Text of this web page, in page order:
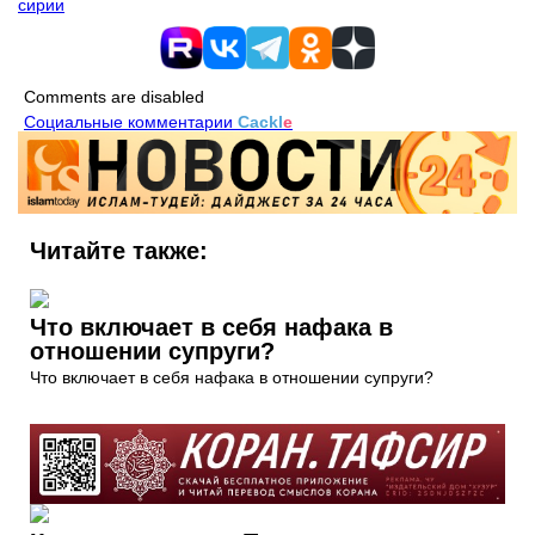
сирии
Comments are disabled
Социальные комментарии Cackle
Читайте также:
Что включает в себя нафака в
отношении супруги?
Что включает в себя нафака в отношении супруги?